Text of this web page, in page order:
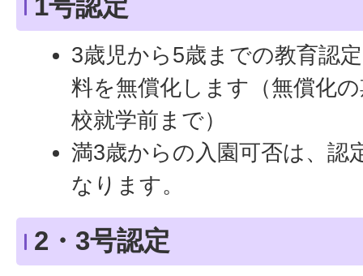
1号認定
3歳児から5歳までの教育認
料を無償化します（無償化
校就学前まで）
満3歳からの入園可否は、認
なります。
2・3号認定